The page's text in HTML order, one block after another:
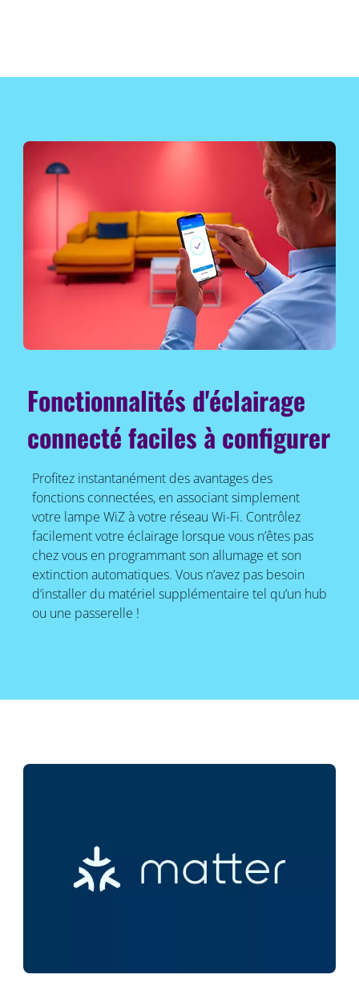
Fonctionnalités d'éclairage
connecté faciles à configurer
Profitez instantanément des avantages des
fonctions connectées, en associant simplement
votre lampe WiZ à votre réseau Wi-Fi. Contrôlez
facilement votre éclairage lorsque vous n’êtes pas
chez vous en programmant son allumage et son
extinction automatiques. Vous n’avez pas besoin
d’installer du matériel supplémentaire tel qu’un hub
ou une passerelle !